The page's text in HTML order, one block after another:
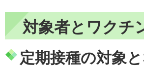
対象者とワクチ
定期接種の対象